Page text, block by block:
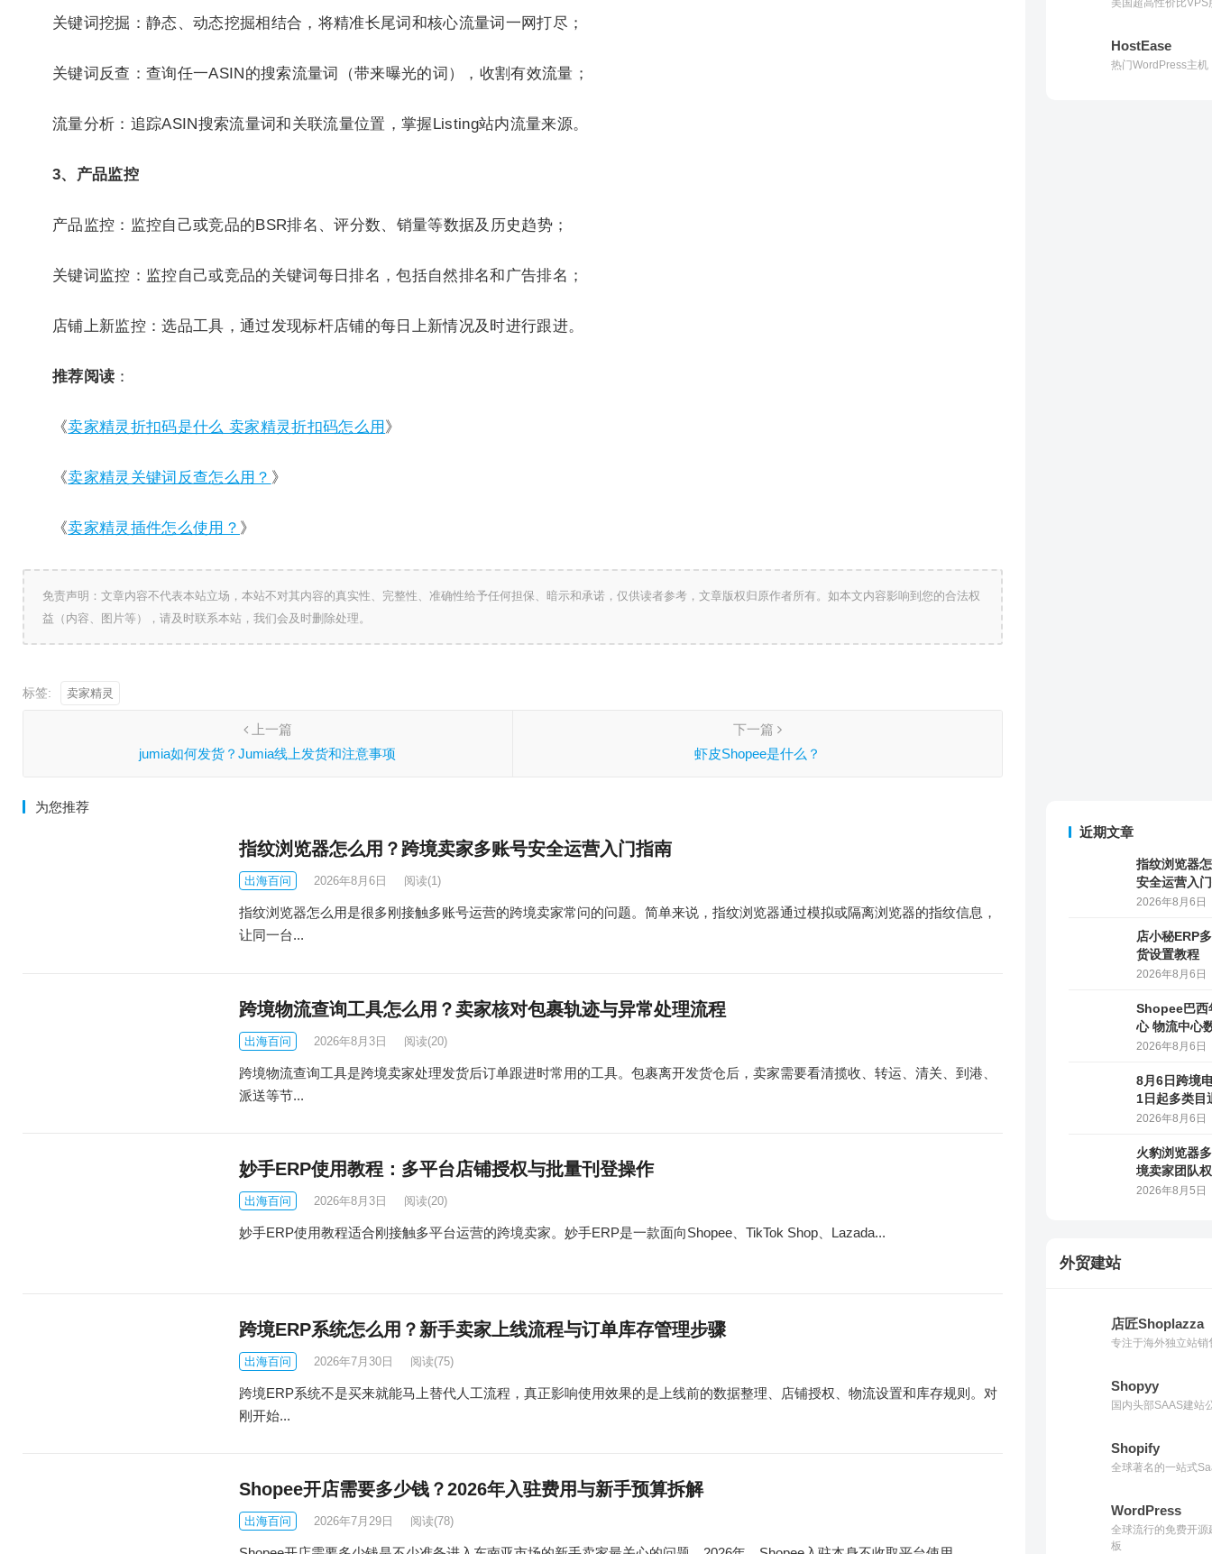
关键词挖掘：静态、动态挖掘相结合，将精准长尾词和核心流量词一网打尽；
关键词反查：查询任一ASIN的搜索流量词（带来曝光的词），收割有效流量；
流量分析：追踪ASIN搜索流量词和关联流量位置，掌握Listing站内流量来源。
3、产品监控
产品监控：监控自己或竞品的BSR排名、评分数、销量等数据及历史趋势；
关键词监控：监控自己或竞品的关键词每日排名，包括自然排名和广告排名；
店铺上新监控：选品工具，通过发现标杆店铺的每日上新情况及时进行跟进。
推荐阅读 ：
《卖家精灵折扣码是什么 卖家精灵折扣码怎么用 》
《卖家精灵关键词反查怎么用？ 》
《卖家精灵插件怎么使用？ 》
免责声明：文章内容不代表本站立场，本站不对其内容的真实性、完整性、准确性给予任何担保、暗示和承诺，仅供读者参考，文章版权归原作者所有。如本文内容影响到您的合法权
益（内容、图片等），请及时联系本站，我们会及时删除处理。
标签: 卖家精灵
上一篇
jumia如何发货？Jumia线上发货和注意事项
下一篇
虾皮Shopee是什么？
为您推荐
指纹浏览器怎么用？跨境卖家多账号安全运营入门指南
出海百问 2026年8月6日 阅读(1)
指纹浏览器怎么用是很多刚接触多账号运营的跨境卖家常问的问题。简单来说，指纹浏览器通过模拟或隔离浏览器的指纹信息，
让同一台...
跨境物流查询工具怎么用？卖家核对包裹轨迹与异常处理流程
出海百问 2026年8月3日 阅读(20)
跨境物流查询工具是跨境卖家处理发货后订单跟进时常用的工具。包裹离开发货仓后，卖家需要看清揽收、转运、清关、到港、
派送等节...
妙手ERP使用教程：多平台店铺授权与批量刊登操作
出海百问 2026年8月3日 阅读(20)
妙手ERP使用教程适合刚接触多平台运营的跨境卖家。妙手ERP是一款面向Shopee、TikTok Shop、Lazada...
跨境ERP系统怎么用？新手卖家上线流程与订单库存管理步骤
出海百问 2026年7月30日 阅读(75)
跨境ERP系统不是买来就能马上替代人工流程，真正影响使用效果的是上线前的数据整理、店铺授权、物流设置和库存规则。对
刚开始...
Shopee开店需要多少钱？2026年入驻费用与新手预算拆解
出海百问 2026年7月29日 阅读(78)
美国超高性价比VPS
HostEase
热门WordPress主
2026年8月6日
Shopee巴西
2026年8月6日
8月6日跨境
马逊上线AI
2026年8月6日
火豹浏览器
2026年8月5日
Shopify
WordPress